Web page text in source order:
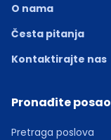
O nama
Česta pitanja
Kontaktirajte nas
Pronađite posao
Pretraga poslova